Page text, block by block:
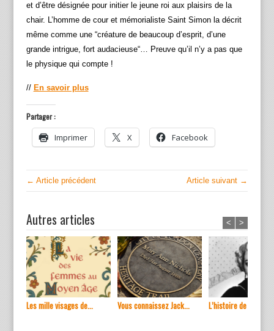
et d’être désignée pour initier le jeune roi aux plaisirs de la
chair. L’homme de cour et mémorialiste Saint Simon la décrit
même comme une “créature de beaucoup d’esprit, d’une
grande intrigue, fort audacieuse“… Preuve qu’il n’y a pas que
le physique qui compte !
// En savoir plus
Partager :
Imprimer X Facebook
← Article précédent Article suivant →
Autres articles
Les mille visages de... Vous connaissez Jack... L’histoire de ...
< >